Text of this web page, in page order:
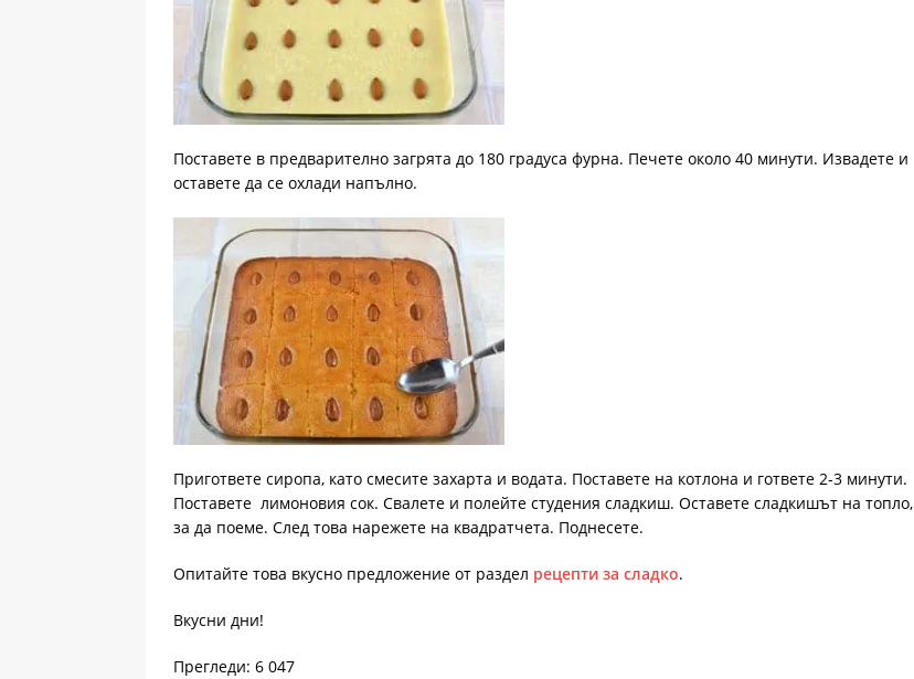
Поставете в предварително загрята до 180 градуса фурна. Печете около 40 минути. Извадете и
оставете да се охлади напълно.
Пригответе сиропа, като смесите захарта и водата. Поставете на котлона и гответе 2-3 минути.
Поставете лимоновия сок. Свалете и полейте студения сладкиш. Оставете сладкишът на топло,
за да поеме. След това нарежете на квадратчета. Поднесете.
Опитайте това вкусно предложение от раздел рецепти за сладко.
Вкусни дни!
Прегледи: 6 047